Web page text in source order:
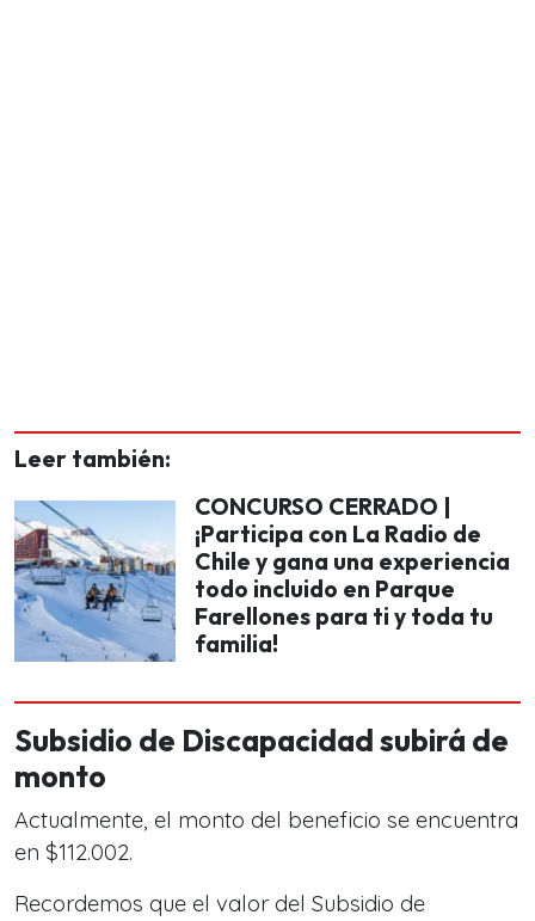
Leer también:
CONCURSO CERRADO |
¡Participa con La Radio de
Chile y gana una experiencia
todo incluido en Parque
Farellones para ti y toda tu
familia!
Subsidio de Discapacidad subirá de
monto
Actualmente, el monto del beneficio se encuentra
en $112.002.
Recordemos que el valor del Subsidio de